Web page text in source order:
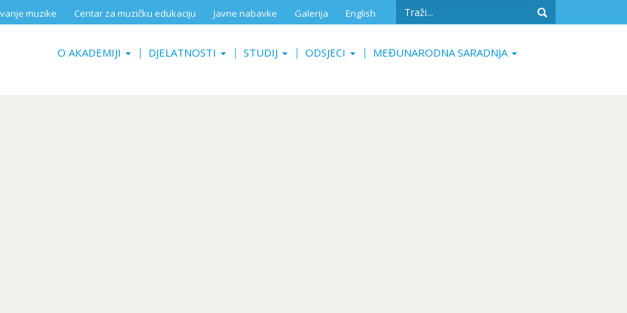
muzike Centar za muzičku edukaciju Javne nabavke Galerija English
Search
O AKADEMIJI DJELATNOSTI STUDIJ ODSJECI MEĐUNARODNA SARADNJA